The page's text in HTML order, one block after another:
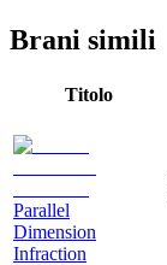
Brani simili
Titolo
Parallel
Dimension
Infraction